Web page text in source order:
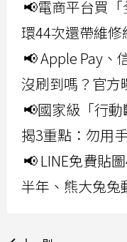
📢電商平台買
環44次還帶維
📢 Apple Pay、
沒刷到嗎？官方
📢國家級「行
揭3重點：勿用
📢 LINE免費貼
半年、熊大兔兔